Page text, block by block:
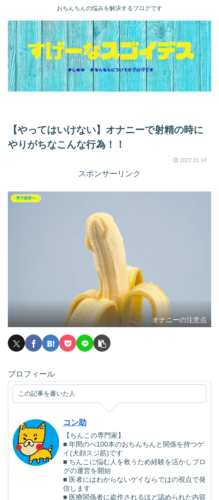
おちんちんの悩みを解決するブログです
【やってはいけない】オナニーで射精の時に
やりがちなこんな行為！！
2022.01.14
スポンサーリンク
男子諸君へ
オナニーの注意点
プロフィール
この記事を書いた人
コン助
【ちんこの専門家】
■ 年間のべ100本のおちんちんと関係を持つゲ
イ(犬顔スジ筋)です
■ ちんこに悩む人を救うため経験を活かしブロ
グの運営を開始
■ 医者にはわからないゲイならではの視点で発
信します
■ 医療関係者に盗作されるほど認められた内容